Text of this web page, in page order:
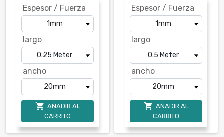
Espesor / Fuerza
largo
ancho
 AÑADIR AL
CARRITO
Espesor / Fuerza
largo
ancho
 AÑADIR AL
CARRITO